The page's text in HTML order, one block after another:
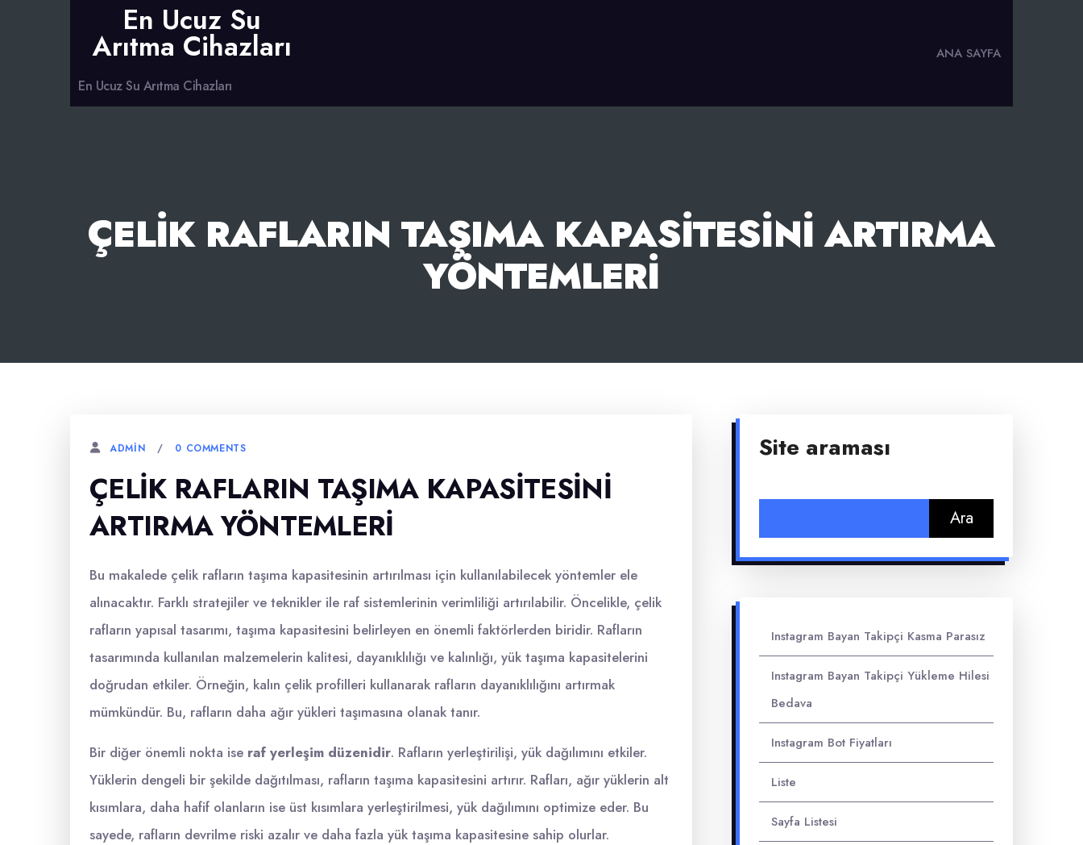
En Ucuz Su
Arıtma Cihazları
En Ucuz Su Arıtma Cihazları
ANA SAYFA
ÇELIK RAFLARIN TAŞIMA KAPASITESINI ARTIRMA
YÖNTEMLERI
ADMIN 0 COMMENTS
ÇELIK RAFLARIN TAŞIMA KAPASITESINI
ARTIRMA YÖNTEMLERI
Bu makalede çelik rafların taşıma kapasitesinin artırılması için kullanılabilecek yöntemler ele
alınacaktır. Farklı stratejiler ve teknikler ile raf sistemlerinin verimliliği artırılabilir. Öncelikle, çelik
rafların yapısal tasarımı, taşıma kapasitesini belirleyen en önemli faktörlerden biridir. Rafların
tasarımında kullanılan malzemelerin kalitesi, dayanıklılığı ve kalınlığı, yük taşıma kapasitelerini
doğrudan etkiler. Örneğin, kalın çelik profilleri kullanarak rafların dayanıklılığını artırmak
mümkündür. Bu, rafların daha ağır yükleri taşımasına olanak tanır.
Bir diğer önemli nokta ise raf yerleşim düzenidir. Rafların yerleştirilişi, yük dağılımını etkiler.
Yüklerin dengeli bir şekilde dağıtılması, rafların taşıma kapasitesini artırır. Rafları, ağır yüklerin alt
kısımlara, daha hafif olanların ise üst kısımlara yerleştirilmesi, yük dağılımını optimize eder. Bu
sayede, rafların devrilme riski azalır ve daha fazla yük taşıma kapasitesine sahip olurlar.
Site araması
Instagram Bayan Takipçi Kasma Parasız
Instagram Bayan Takipçi Yükleme Hilesi
Bedava
Instagram Bot Fiyatları
Liste
Sayfa Listesi